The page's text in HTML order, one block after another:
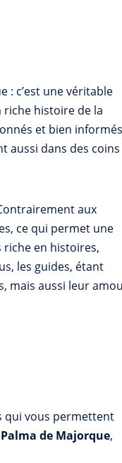
: c’est une véritable
riche histoire de la
et bien
aussi dans des coins
aux
ce qui permet une
en histoires,
les guides, étant
mais aussi leur
qui vous permettent
de Majorque,